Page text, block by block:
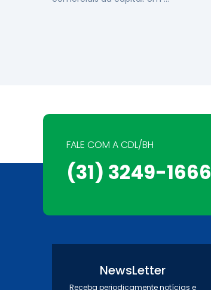
FALE COM A CDL/BH
(31) 3249-1666
NewsLetter
Receba periodicamente notícias e